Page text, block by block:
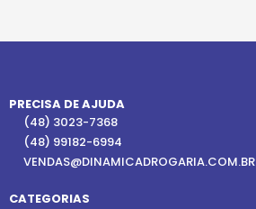
PRECISA DE AJUDA
(48) 3023-7368
(48) 99182-6994
VENDAS@DINAMICADROGARIA.COM.BR
CATEGORIAS